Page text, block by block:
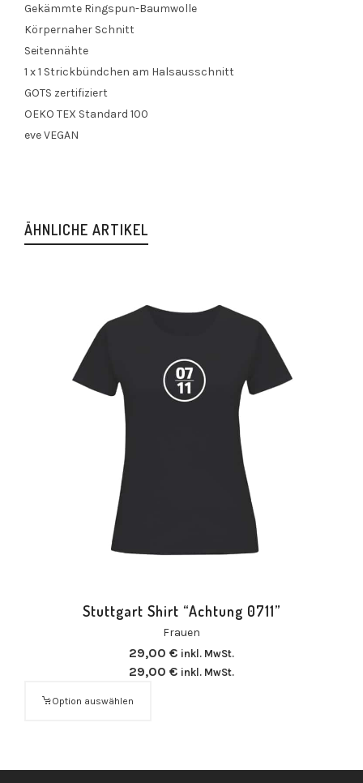
Gekämmte Ringspun-Baumwolle
Körpernaher Schnitt
Seitennähte
1 x 1 Strickbündchen am Halsausschnitt
GOTS zertifiziert
OEKO TEX Standard 100
eve VEGAN
ÄHNLICHE ARTIKEL
Stuttgart Shirt “Achtung 0711”
Frauen
29,00 € inkl. MwSt.
29,00 € inkl. MwSt.
Option auswählen